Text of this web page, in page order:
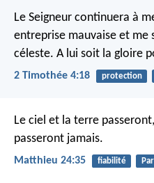
Le Seigneur continuera à
entreprise mauvaise et me
céleste. A lui soit la gloire
2 Timothée 4:18 protection
Le ciel et la terre
passeront jamais.
Matthieu 24:35 fiabilité